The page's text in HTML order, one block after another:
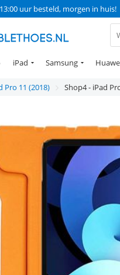
uur besteld, morgen in huis!
iPad Samsung
Pro 11 (2018) Shop4 - iPad